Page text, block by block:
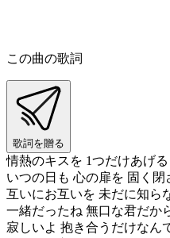
この曲の歌詞
歌詞を贈る
情熱のキスを 1つだけあげ
いつの日も 心の扉を 固く
互いにお互いを 未だに知ら
一緒だったね 無口な君だか
寂しいよ 抱き合うだけなん